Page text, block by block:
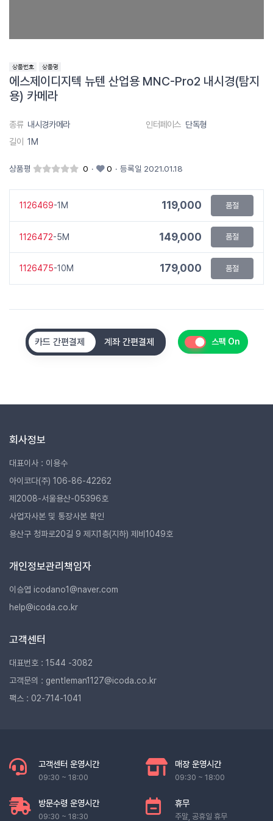
에스제이디지텍 뉴텐 산업용 MNC-Pro2 내시경(탐지
용) 카메라
종류 내시경카메라 인터페이스 단독형
길이 1M
상품평 0 · 0 · 등록일 2021.01.18
1126469-1M 119,000 품절
1126472-5M 149,000 품절
1126475-10M 179,000 품절
카드 간편결제 계좌 간편결제 스팩 On
회사정보
대표이사 : 이용수
아이코다(주) 106-86-42262
제2008-서울용산-05396호
사업자사본 및 통장사본 확인
용산구 청파로20길 9 제지1층(지하) 제비1049호
개인정보관리책임자
이승엽 icodano1@naver.com
help@icoda.co.kr
고객센터
대표번호 : 1544 -3082
고객문의 : gentleman1127@icoda.co.kr
팩스 : 02-714-1041
고객센터 운영시간
09:30 ~ 18:00
매장 운영시간
09:30 ~ 18:00
방문수령 운영시간
09:30 ~ 18:30
휴무
주말, 공휴일 휴무